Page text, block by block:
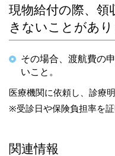
現物給付の際、領
きないことがあり
その場合、渡航費の
いこと。
医療機関に依頼し、診療
※受診日や保険負担率を証
関連情報